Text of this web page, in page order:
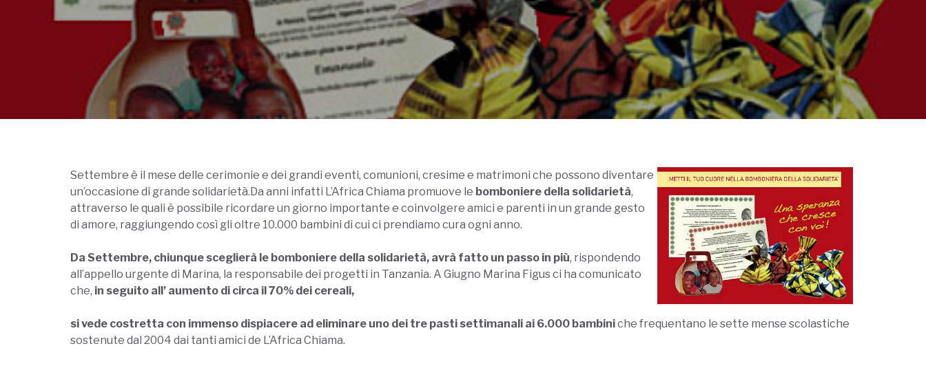
Settembre è il mese delle cerimonie e dei grandi eventi, comunioni, cresime e matrimoni che possono diventare
un’occasione di grande solidarietà.Da anni infatti L’Africa Chiama promuove le bomboniere della solidarietà,
attraverso le quali è possibile ricordare un giorno importante e coinvolgere amici e parenti in un grande gesto
di amore, raggiungendo così gli oltre 10.000 bambini di cui ci prendiamo cura ogni anno.
Da Settembre, chiunque sceglierà le bomboniere della solidarietà, avrà fatto un passo in più, rispondendo
all’appello urgente di Marina, la responsabile dei progetti in Tanzania. A Giugno Marina Figus ci ha comunicato
che, in seguito all’ aumento di circa il 70% dei cereali,
si vede costretta con immenso dispiacere ad eliminare uno dei tre pasti settimanali ai 6.000 bambiniche frequentano le sette mense scolastiche
sostenute dal 2004 dai tanti amici de L’Africa Chiama.